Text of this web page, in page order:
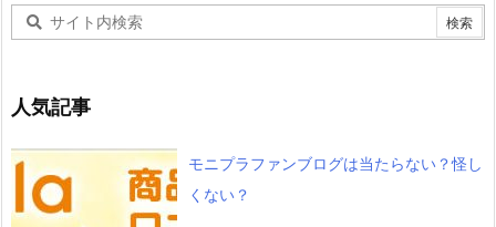
人気記事
モニプラファンブログは当たらない？怪し
くない？